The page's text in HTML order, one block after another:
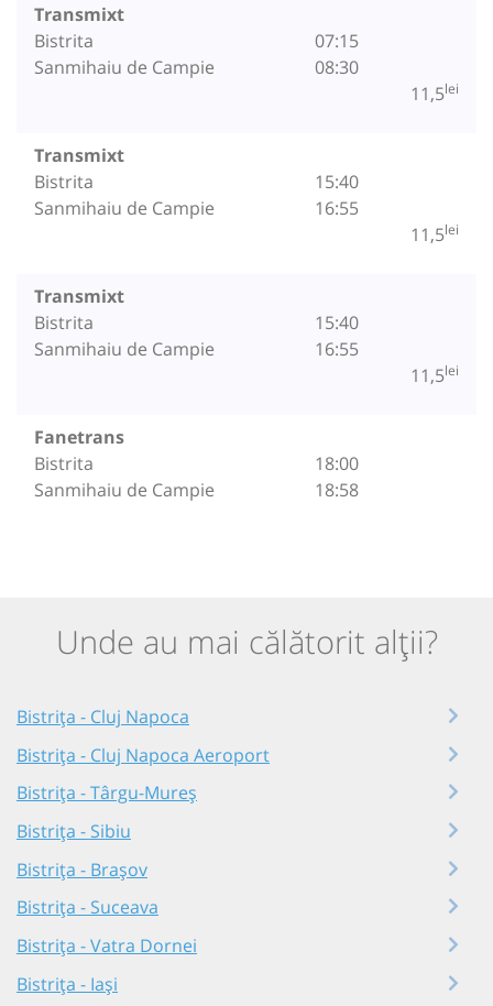
Transmixt
Bistrita
Sanmihaiu de Campie
07:15
08:30
11,5lei
Transmixt
Bistrita
Sanmihaiu de Campie
15:40
16:55
11,5lei
Transmixt
Bistrita
Sanmihaiu de Campie
15:40
16:55
11,5lei
Fanetrans
Bistrita
Sanmihaiu de Campie
18:00
18:58
Unde au mai călătorit alții?
Bistrița - Cluj Napoca
Bistrița - Cluj Napoca Aeroport
Bistrița - Târgu-Mureș
Bistrița - Sibiu
Bistrița - Brașov
Bistrița - Suceava
Bistrița - Vatra Dornei
Bistrița - Iași